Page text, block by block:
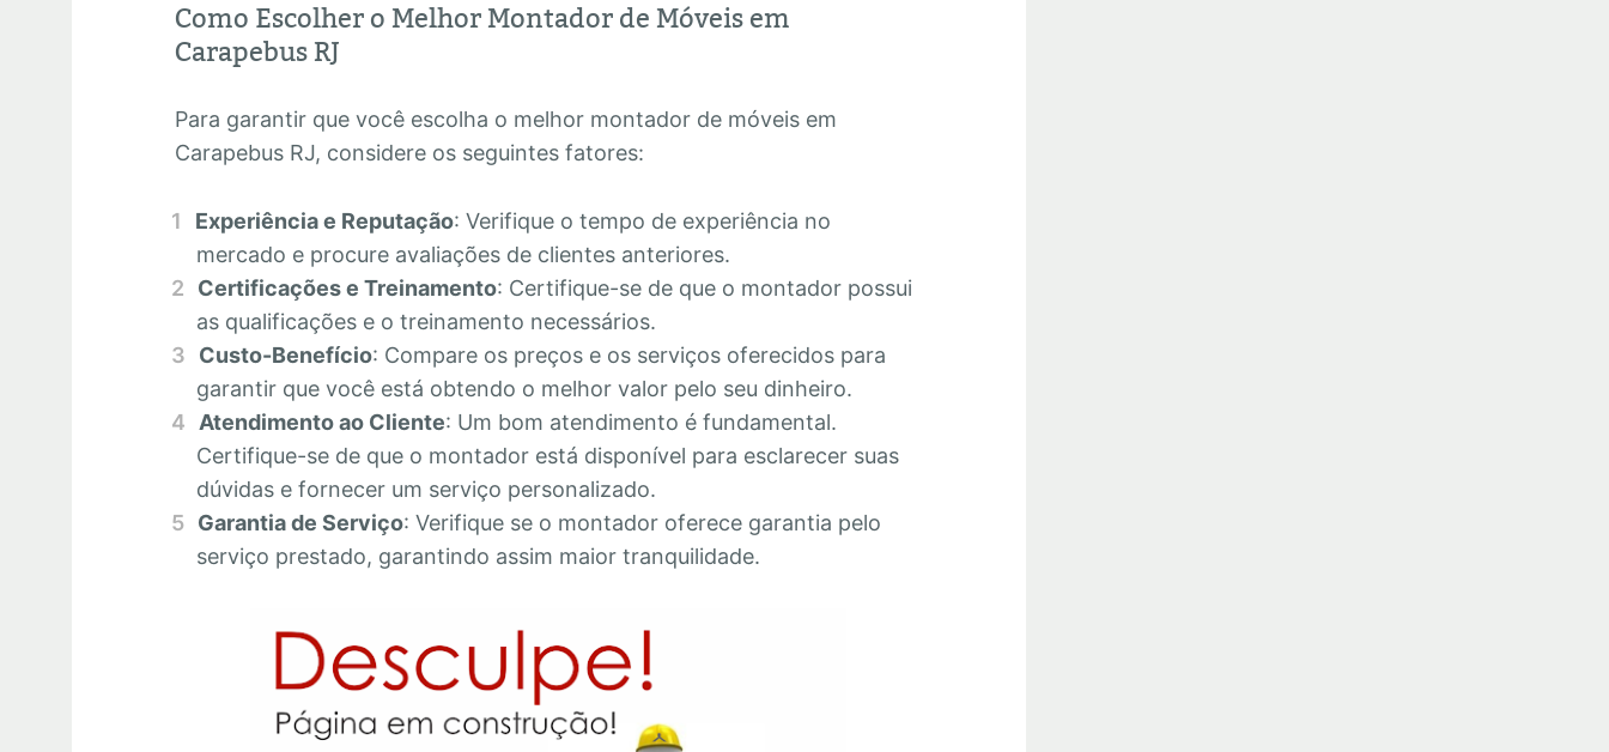
Como Escolher o Melhor Montador de Móveis em
Carapebus RJ
Para garantir que você escolha o melhor montador de móveis em
Carapebus RJ, considere os seguintes fatores:
Experiência e Reputação: Verifique o tempo de experiência no
mercado e procure avaliações de clientes anteriores.
Certificações e Treinamento: Certifique-se de que o montador possui
as qualificações e o treinamento necessários.
Custo-Benefício: Compare os preços e os serviços oferecidos para
garantir que você está obtendo o melhor valor pelo seu dinheiro.
Atendimento ao Cliente: Um bom atendimento é fundamental.
Certifique-se de que o montador está disponível para esclarecer suas
dúvidas e fornecer um serviço personalizado.
Garantia de Serviço: Verifique se o montador oferece garantia pelo
serviço prestado, garantindo assim maior tranquilidade.